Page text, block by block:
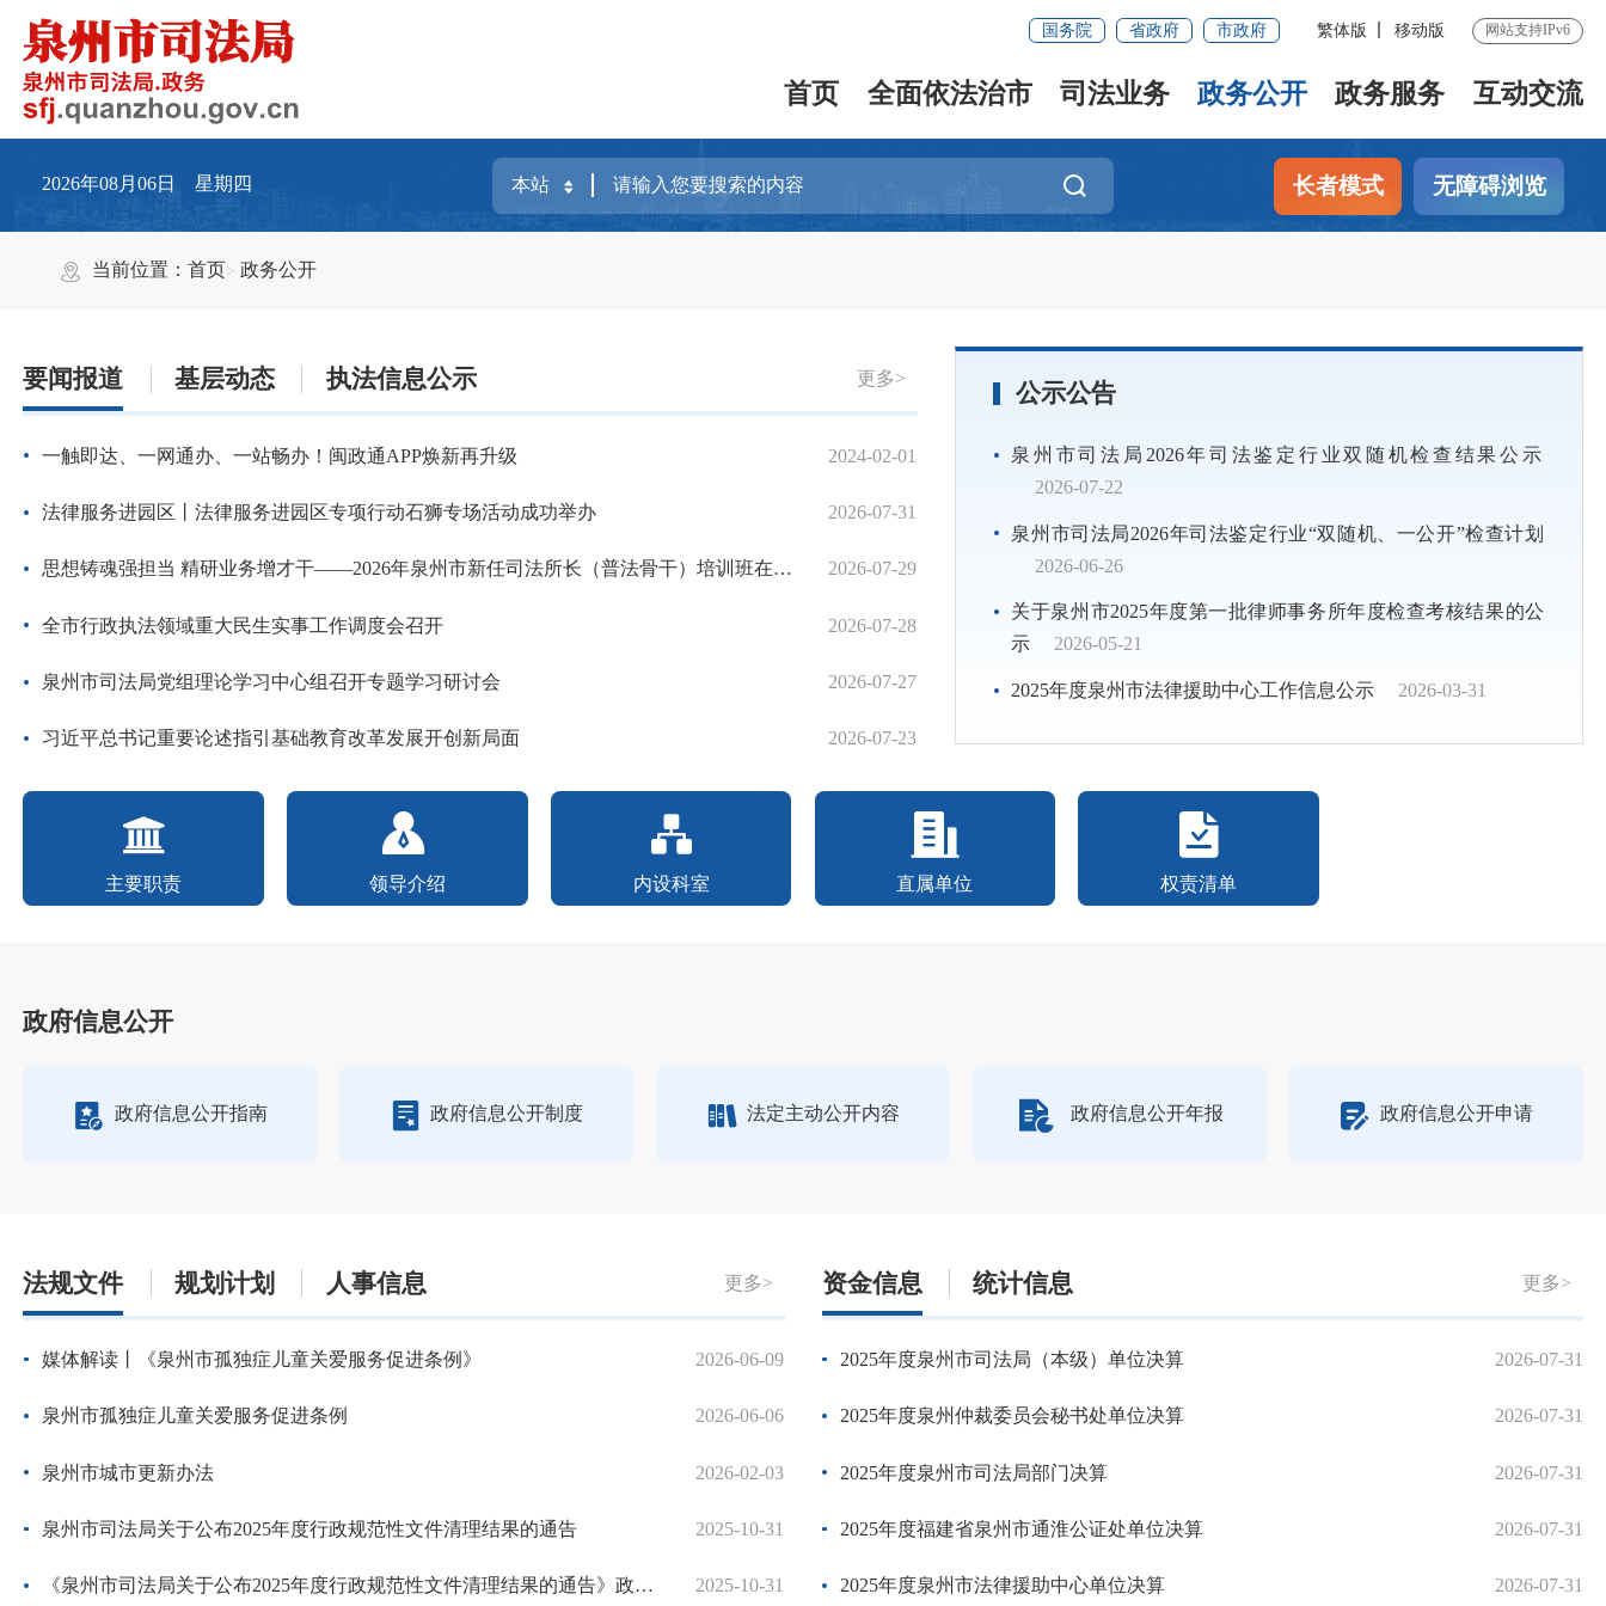
国务院 省政府 市政府 繁体版 移动版 网站支持IPv6
首页 全面依法治市 司法业务 政务公开 政务服务 互动交流
2026年08月06日 星期四 长者模式 无障碍浏览
当前位置：首页 政务公开
要闻报道 基层动态 执法信息公示 更多>
一触即达、一网通办、一站畅办！闽政通APP焕新再升级 2024-02-01
法律服务进园区丨法律服务进园区专项行动石狮专场活动成功举办 2026-07-31
思想铸魂强担当 精研业务增才干——2026年泉州市新任司法所长（普法骨干）培训班在泉州市委党校开班 2026-07-29
全市行政执法领域重大民生实事工作调度会召开 2026-07-28
泉州市司法局党组理论学习中心组召开专题学习研讨会 2026-07-27
习近平总书记重要论述指引基础教育改革发展开创新局面 2026-07-23
晋江市司法局开展反电信网络诈骗宣传进社区活动
《民主与法制时报》聚焦福建南安：“宗亲文化调解”的善治密码与法治逻辑
精准执法迎八方来客，暖心服务守古城烟火
洛江区司法局吹响培训“集结号” 提升司法行政业务“硬实力”
依法带娃有妙招！这场讲座教家长把“爱”装进“法”里
公示公告
泉州市司法局2026年司法鉴定行业双随机检查结果公示
2026-07-22
泉州市司法局2026年司法鉴定行业“双随机、一公开”检查计划
2026-06-26
关于泉州市2025年度第一批律师事务所年度检查考核结果的公
示
2026-05-21
2025年度泉州市法律援助中心工作信息公示 2026-03-31
主要职责 领导介绍 内设科室 直属单位 权责清单
政府信息公开
政府信息公开指南 政府信息公开制度 法定主动公开内容 政府信息公开年报 政府信息公开申请
法规文件 规划计划 人事信息 更多>
媒体解读丨《泉州市孤独症儿童关爱服务促进条例》 2026-06-09
泉州市孤独症儿童关爱服务促进条例 2026-06-06
泉州市城市更新办法 2026-02-03
泉州市司法局关于公布2025年度行政规范性文件清理结果的通告 2025-10-31
《泉州市司法局关于公布2025年度行政规范性文件清理结果的通告》政策解读 2025-10-31
泉州市司法局2025年度绩效工作方案 2025-07-07
泉州市司法局办公室关于印发泉州市2025年司法行政工作要点的通知 2025-02-27
泉州市司法局办公室关于印发泉州市2024年司法行政工作总结的通知 2025-01-21
泉州市司法局办公室关于印发《2024年全市人民参与和促进法治工作要点》的通知 2024-03-08
泉州市2024年司法行政工作要点 2024-02-21
泉
泉
泉
泉州市
泉
资金信息 统计信息 更多>
2025年度泉州市司法局（本级）单位决算 2026-07-31
2025年度泉州仲裁委员会秘书处单位决算 2026-07-31
2025年度泉州市司法局部门决算 2026-07-31
2025年度福建省泉州市通淮公证处单位决算 2026-07-31
2025年度泉州市法律援助中心单位决算 2026-07-31